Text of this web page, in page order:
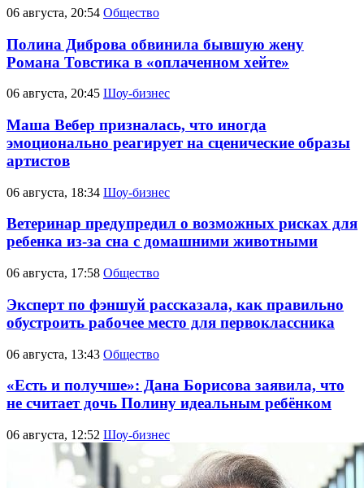
06 августа, 20:54 Общество
Полина Диброва обвинила бывшую жену
Романа Товстика в «оплаченном хейте»
06 августа, 20:45 Шоу-бизнес
Маша Вебер призналась, что иногда
эмоционально реагирует на сценические образы
артистов
06 августа, 18:34 Шоу-бизнес
Ветеринар предупредил о возможных рисках для
ребенка из-за сна с домашними животными
06 августа, 17:58 Общество
Эксперт по фэншуй рассказала, как правильно
обустроить рабочее место для первоклассника
06 августа, 13:43 Общество
«Есть и получше»: Дана Борисова заявила, что
не считает дочь Полину идеальным ребёнком
06 августа, 12:52 Шоу-бизнес